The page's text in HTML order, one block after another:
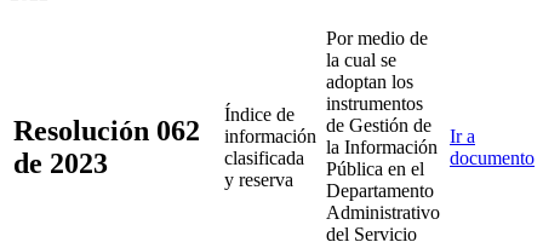
Resolución 062
de 2023
Índice de
información
clasificada
y reserva
Por medio de
la cual se
adoptan los
instrumentos
de Gestión de
la Información
Pública en el
Departamento
Administrativo
del Servicio
Ir a
documento